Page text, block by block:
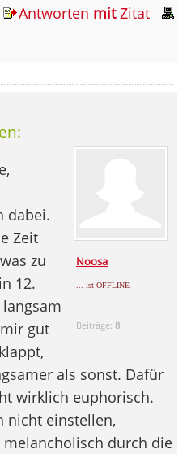
Antworten mitZitat
Noosa
... ist OFFLINE
Beiträge:8
dabei.
Zeit
zu
12.
gut
als sonst. Dafür
wirklich euphorisch.
nicht einstellen,
durch die